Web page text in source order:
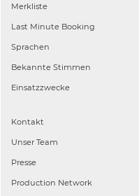
Merkliste
Last Minute Booking
Sprachen
Bekannte Stimmen
Einsatzzwecke
Kontakt
Unser Team
Presse
Production Network